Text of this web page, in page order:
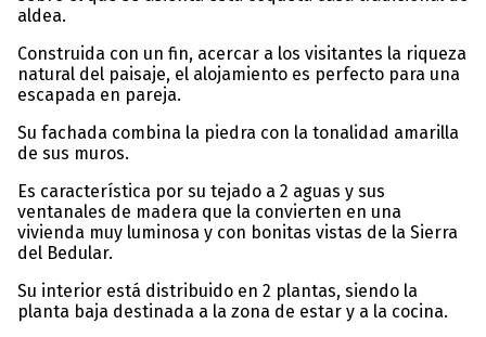
aldea.
Construida con un fin, acercar a los visitantes la riqueza
natural del paisaje, el alojamiento es perfecto para una
escapada en pareja.
Su fachada combina la piedra con la tonalidad amarilla
de sus muros.
Es característica por su tejado a 2 aguas y sus
ventanales de madera que la convierten en una
vivienda muy luminosa y con bonitas vistas de la Sierra
del Bedular.
Su interior está distribuido en 2 plantas, siendo la
planta baja destinada a la zona de estar y a la cocina.